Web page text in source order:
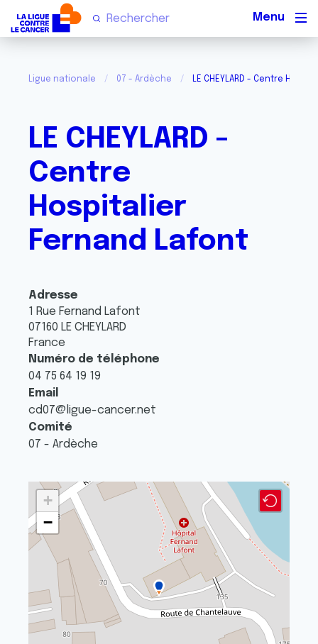
Ligue nationale 07 - Ardèche LE CHEYLARD - Centre
LE CHEYLARD -
Centre
Hospitalier
Fernand Lafont
Adresse
1 Rue Fernand Lafont
07160 LE CHEYLARD
France
Numéro de téléphone
04 75 64 19 19
Email
cd07@ligue-cancer.net
Comité
07 - Ardèche
+
−